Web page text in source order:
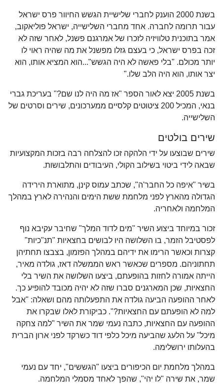
בשנת 2000 הוענק לחברי שלישיית הגשש החיוור פרס ישראל
עבור תרומה לחברה. אחד מחברי השלישייה, ישראל פוליאקוב,
אמר בתוכנית טלוויזיה לזכרו של אמרגנם פשנל, לאחר שזה לא
זכה בפרס ישראל, כי בעצם גזלו מפשנל את מה שהיה ראוי לו
יותר מכולם. "בלי פאשה לא היה הגשש"...הוא המציא אותו, הוא
יצר אותו, הוא היה הלב שלו."
בשנת 2005 יצא לאור הספר "אז מה היה לנו שם?" בעריכת גברי
בנאי, המכיל 200 ציטוטים קלסיים ממערכונים, שירים וסרטים של
השלישייה.
שירים בולטים
שירים שבוצעו על ידי הלהקה זכו להצלחה רבה בזכות המקצועיות
שבאה לידי ביטוי בשילוב הקולי, העיבודים והתלבושות.
בשיר "איפה כל החבר'ה", שכתב עמוס קינן, מתוארת הירידה
הגדולה מהארץ לפני מלחמת ששת הימים והנהירה לארץ במהלך
המלחמה ולאחריה.
זכור במיוחד ביצוע השיר "מים לדוד המלך" שחיבר עקיבא נוף
לפסטיבל הזמר, בו השלושה היו לבושים בחצאיות "תנ"כיות"
קצרות וכאשר הרימו את ידיהם במהלך הפזמון, בצבצו תחתיהן
תחתוניהם. מספרים שכאשר ראש הממשלה דאז, גולדה מאיר,
הייתה אמורה לחזות בהופעתם, ביצעו השלושה את השיר בלי
החצאיות, שכן המארגנים סברו שזה לא יהיה מכובד להופיע כך.
לאחר ההופעה הביעה גולדה את התפעלותה מהם ושאלה: "אבל
למה לא הופעתם עם החצאיות?". כביקורת לאלו שבקרו את
ההופעה עם החצאיות, כתבה נעמי שמר את השיר "למה צחקה
מיכל" על הלעג שהביעה מיכל כלפי דוד כשרקד לפני ארון הברית
בהעלותו ירושלימה.
במהלך מלחמת יום הכיפורים ביצעו "הגששים", יחד עם נעמי
שמר, את שירה "לו יהי", שהפך לאחד מסמלי המלחמה.